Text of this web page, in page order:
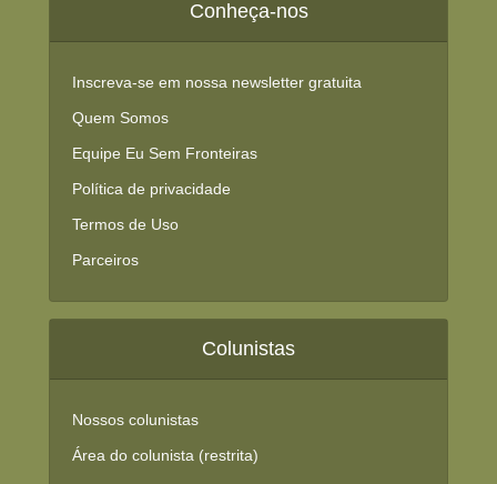
Conheça-nos
Inscreva-se em nossa newsletter gratuita
Quem Somos
Equipe Eu Sem Fronteiras
Política de privacidade
Termos de Uso
Parceiros
Colunistas
Nossos colunistas
Área do colunista (restrita)